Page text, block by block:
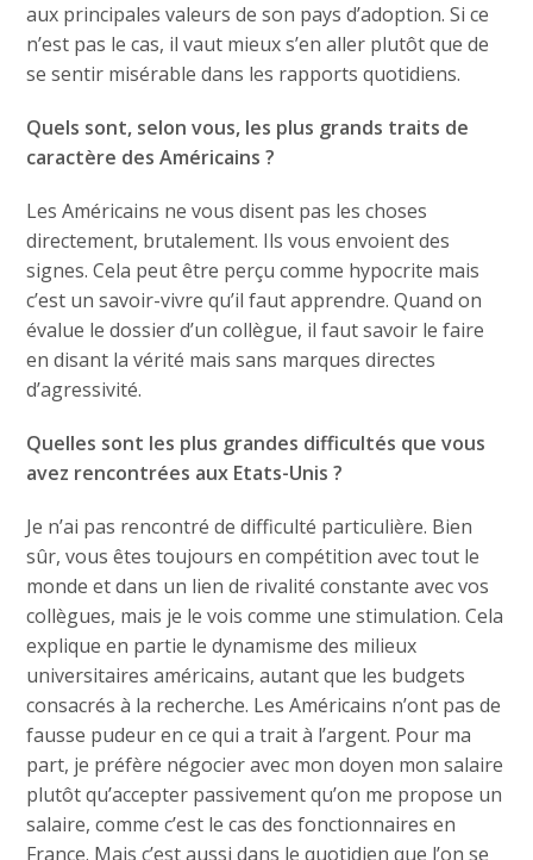
aux principales valeurs de son pays d’adoption. Si ce
n’est pas le cas, il vaut mieux s’en aller plutôt que de
se sentir misérable dans les rapports quotidiens.
Quels sont, selon vous, les plus grands traits de
caractère des Américains ?
Les Américains ne vous disent pas les choses
directement, brutalement. Ils vous envoient des
signes. Cela peut être perçu comme hypocrite mais
c’est un savoir-vivre qu’il faut apprendre. Quand on
évalue le dossier d’un collègue, il faut savoir le faire
en disant la vérité mais sans marques directes
d’agressivité.
Quelles sont les plus grandes difficultés que vous
avez rencontrées aux Etats-Unis ?
Je n’ai pas rencontré de difficulté particulière. Bien
sûr, vous êtes toujours en compétition avec tout le
monde et dans un lien de rivalité constante avec vos
collègues, mais je le vois comme une stimulation. Cela
explique en partie le dynamisme des milieux
universitaires américains, autant que les budgets
consacrés à la recherche. Les Américains n’ont pas de
fausse pudeur en ce qui a trait à l’argent. Pour ma
part, je préfère négocier avec mon doyen mon salaire
plutôt qu’accepter passivement qu’on me propose un
salaire, comme c’est le cas des fonctionnaires en
France. Mais c’est aussi dans le quotidien que l’on se